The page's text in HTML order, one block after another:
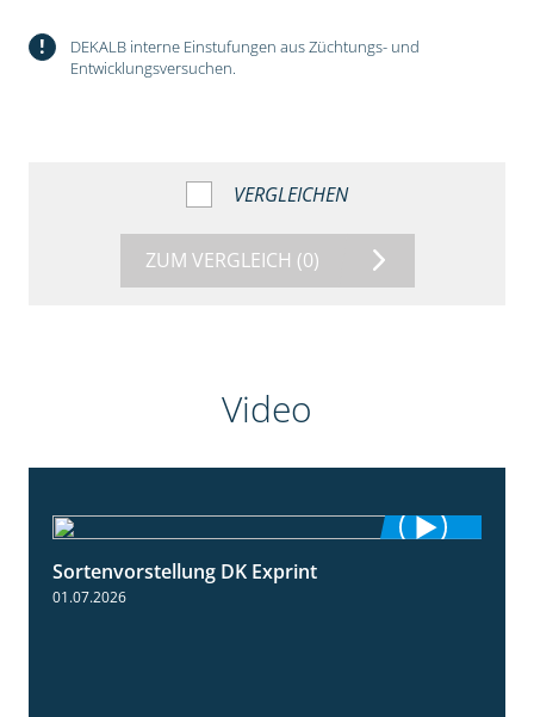
!
DEKALB interne Einstufungen aus Züchtungs- und
Entwicklungsversuchen.
VERGLEICHEN
ZUM VERGLEICH (0)
Video
Sortenvorstellung DK Exprint
01.07.2026